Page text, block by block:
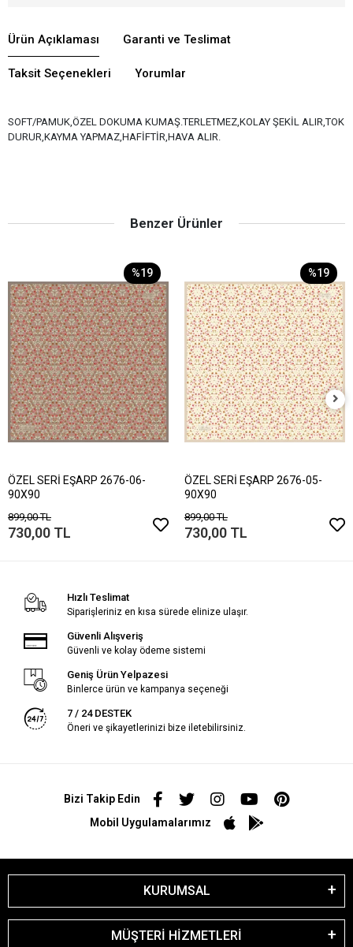
Ürün Açıklaması Garanti ve Teslimat
Taksit Seçenekleri Yorumlar
SOFT/PAMUK,ÖZEL DOKUMA KUMAŞ.TERLETMEZ,KOLAY ŞEKİL ALIR,TOK
DURUR,KAYMA YAPMAZ,HAFİFTİR,HAVA ALIR.
Benzer Ürünler
%19
ÖZEL SERİ EŞARP 2676-06-
90X90
899,00 TL
730,00 TL
%19
ÖZEL SERİ EŞARP 2676-05-
90X90
899,00 TL
730,00 TL
Hızlı Teslimat
Siparişleriniz en kısa sürede elinize ulaşır.
Güvenli Alışveriş
Güvenli ve kolay ödeme sistemi
Geniş Ürün Yelpazesi
Binlerce ürün ve kampanya seçeneği
7 / 24 DESTEK
Öneri ve şikayetlerinizi bize iletebilirsiniz.
Bizi Takip Edin
Mobil Uygulamalarımız
KURUMSAL
MÜŞTERİ HİZMETLERİ